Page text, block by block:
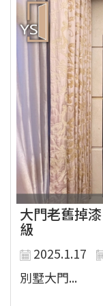
大門老舊掉
級
2025.1.17
別墅大門...